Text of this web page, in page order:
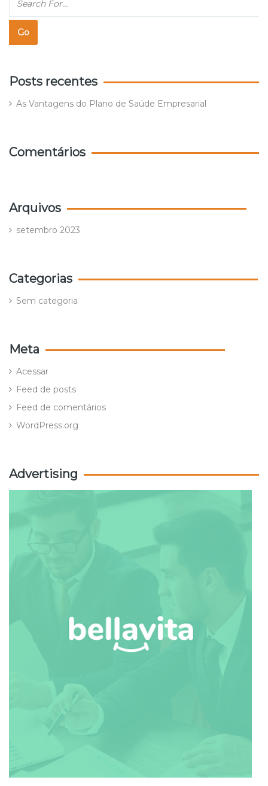
Posts recentes
As Vantagens do Plano de Saúde Empresarial
Comentários
Arquivos
setembro 2023
Categorias
Sem categoria
Meta
Acessar
Feed de posts
Feed de comentários
WordPress.org
Advertising